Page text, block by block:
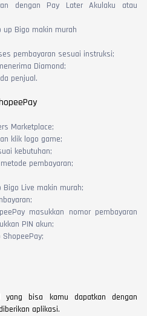
dengan Pay Later Akulaku atau
up Bigo makin murah
pembayaran sesuai instruksi;
Diamond;
penjual.
Marketplace;
klik logo game;
kebutuhan;
pembayaran;
Live makin murah;
masukkan nomor pembayaran
PIN akun;
bisa kamu dapatkan dengan
aplikasi.